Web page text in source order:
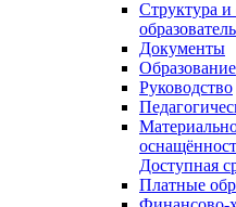
Структура
Документы
Образование
Руководство
Доступная
Платные